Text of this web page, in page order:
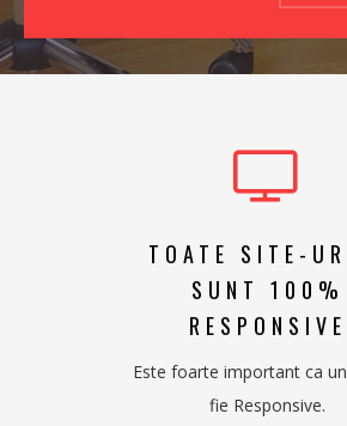
TOATE SITE-
SUNT 100%
RESPONSIVE
Este foarte important ca
fie Responsive.